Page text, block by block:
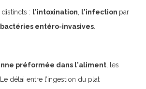
: l'intoxination l'infection par
bactéries entéro-invasives
préformée dans l'aliment , les
délai entre l’ingestion du plat